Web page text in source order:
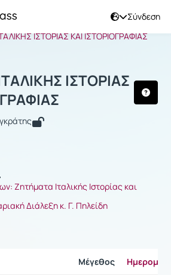
Σύνδεση
ΙΣΤΟΡΙΑΣ ΚΑΙ ΙΣΤΟΡΙΟΓΡΑΦΙΑΣ
ΙΤΑΛΙΚΗΣ
ΙΣΤΟΡΙΑΣ
Ζητήματα Ιταλικής Ιστορίας και
Διάλεξη κ. Γ. Πηλείδη
Μέγεθος